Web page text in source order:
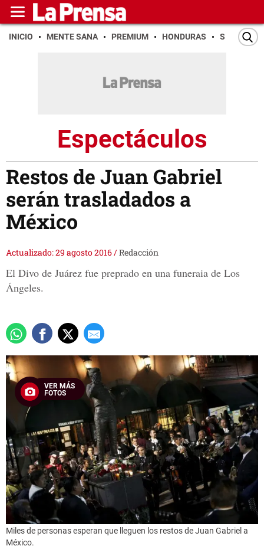
INICIO MENTE SANA PREMIUM HONDURAS SAN PEDRO
Espectáculos
Restos de Juan Gabriel
serán trasladados a
México
Actualizado: 29 agosto 2016/Redacción
El Divo de Juárez fue preprado en una funeraia de Los
Ángeles.
VER MÁS
FOTOS
Miles de personas esperan que lleguen los restos de Juan Gabriel a
México.